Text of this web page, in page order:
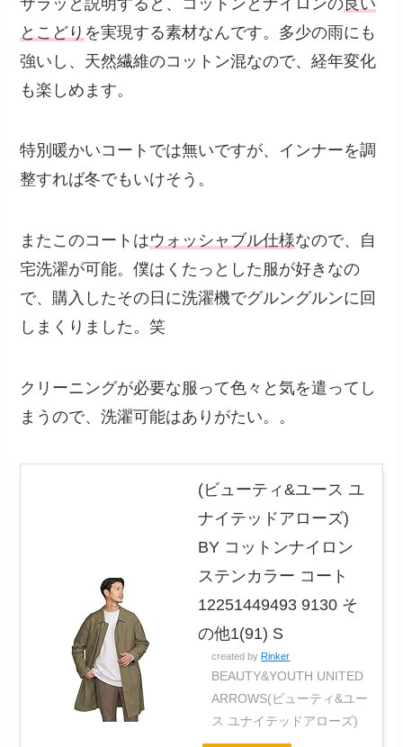
とこどり を実現する素材なんです。多少の雨にも
強いし、天然繊維のコットン混なので、経年変化
も楽しめます。
特別暖かいコートでは無いですが、インナーを調
整すれば冬でもいけそう。
またこのコートはウォッシャブル仕様なので、自
宅洗濯が可能。僕はくたっとした服が好きなの
で、購入したその日に洗濯機でグルングルンに回
しまくりました。笑
クリーニングが必要な服って色々と気を遣ってし
まうので、洗濯可能はありがたい。。
(ビューティ&ユース ユ
ナイテッドアローズ)
BY コットンナイロン
ステンカラー コート
12251449493 9130 そ
の他1(91) S
created by Rinker
BEAUTY&YOUTH UNITED
ARROWS(ビューティ&ユー
ス ユナイテッドアローズ)